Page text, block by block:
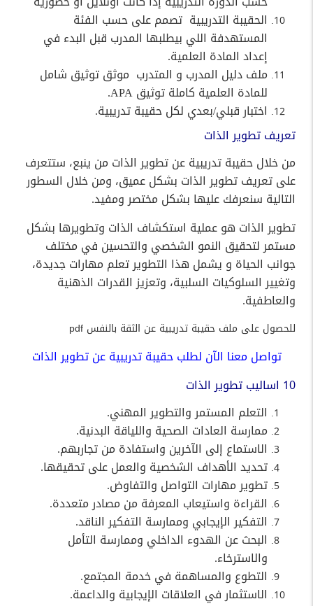
الحقيبة التدريبية تصمم على حسب الفئة
المستهدفة اللي بيطلبها المدرب قبل البدء في
إعداد المادة العلمية.
ملف دليل المدرب و المتدرب موثق توثيق شامل
للمادة العلمية كاملة توثيق
اختبار قبلي/بعدي لكل حقيبة تدريبية.
تعريف تطوير الذات
من خلال حقيبة تدريبية عن تطوير الذات من ينبع، ستتعرف
على تعريف تطوير الذات بشكل عميق، ومن خلال السطور
التالية سنعرفك عليها بشكل مختصر ومفيد.
تطوير الذات هو عملية استكشاف الذات وتطويرها بشكل
مستمر لتحقيق النمو الشخصي والتحسين في مختلف
جوانب الحياة و يشمل هذا التطوير تعلم مهارات جديدة،
وتغيير السلوكيات السلبية، وتعزيز القدرات الذهنية
والعاطفية.
للحصول على ملف حقيبة تدريبية عن الثقة بالنفس pdf
تواصل معنا الآن لطلب حقيبة تدريبية عن تطوير الذات
10 اساليب تطوير الذات
التعلم المستمر والتطوير المهني.
ممارسة العادات الصحية واللياقة البدنية.
الاستماع إلى الآخرين واستفادة من تجاربهم.
تحديد الأهداف الشخصية والعمل على تحقيقها.
تطوير مهارات التواصل والتفاوض.
القراءة واستيعاب المعرفة من مصادر متعددة.
التفكير الإيجابي وممارسة التفكير الناقد.
البحث عن الهدوء الداخلي وممارسة التأمل
والاسترخاء.
التطوع والمساهمة في خدمة المجتمع.
الاستثمار في العلاقات الإيجابية والداعمة.